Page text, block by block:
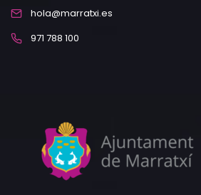
hola@marratxi.es
971 788 100